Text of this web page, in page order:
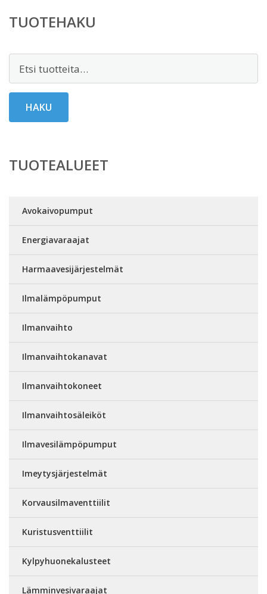
TUOTEHAKU
HAKU
TUOTEALUEET
Avokaivopumput
Energiavaraajat
Harmaavesijärjestelmät
Ilmalämpöpumput
Ilmanvaihto
Ilmanvaihtokanavat
Ilmanvaihtokoneet
Ilmanvaihtosäleiköt
Ilmavesilämpöpumput
Imeytysjärjestelmät
Korvausilmaventtiilit
Kuristusventtiilit
Kylpyhuonekalusteet
Lämminvesivaraajat